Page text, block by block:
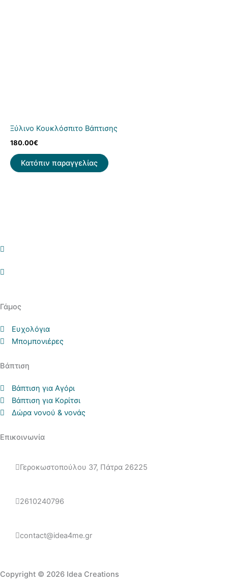
Ξύλινο Κουκλόσπιτο Βάπτισης
180.00€
Κατόπιν παραγγελίας
Γάμος
Ευχολόγια
Μπομπονιέρες
Βάπτιση
Βάπτιση για Αγόρι
Βάπτιση για Κορίτσι
Δώρα νονού & νονάς
Επικοινωνία
Γεροκωστοπούλου 37, Πάτρα 26225
2610240796
contact@idea4me.gr
Copyright © 2026 Idea Creations